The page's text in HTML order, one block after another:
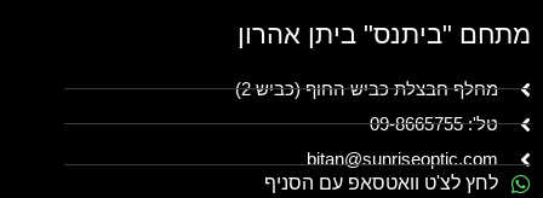
מתחם "ביתנס" ביתן אהרון
מחלף חבצלת כביש החוף (כביש 2)
טל': 09-8665755
bitan@sunriseoptic.com
לחץ לצ'ט וואטסאפ עם הסניף